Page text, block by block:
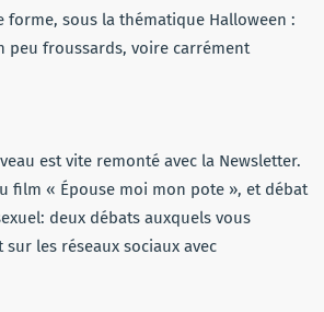
forme, sous la thématique Halloween :
peu froussards, voire carrément
est vite remonté avec la Newsletter.
film « Épouse moi mon pote », et débat
deux débats auxquels vous
les réseaux sociaux avec